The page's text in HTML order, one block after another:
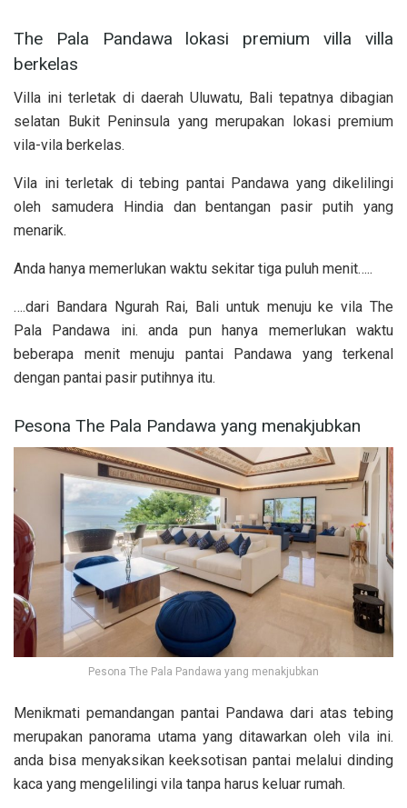
The Pala Pandawa lokasi premium villa villa
berkelas
Villa ini terletak di daerah Uluwatu, Bali tepatnya dibagian
selatan Bukit Peninsula yang merupakan lokasi premium
vila-vila berkelas.
Vila ini terletak di tebing pantai Pandawa yang dikelilingi
oleh samudera Hindia dan bentangan pasir putih yang
menarik.
Anda hanya memerlukan waktu sekitar tiga puluh menit…..
….dari Bandara Ngurah Rai, Bali untuk menuju ke vila The
Pala Pandawa ini. anda pun hanya memerlukan waktu
beberapa menit menuju pantai Pandawa yang terkenal
dengan pantai pasir putihnya itu.
Pesona The Pala Pandawa yang menakjubkan
Pesona The Pala Pandawa yang menakjubkan
Menikmati pemandangan pantai Pandawa dari atas tebing
merupakan panorama utama yang ditawarkan oleh vila ini.
anda bisa menyaksikan keeksotisan pantai melalui dinding
kaca yang mengelilingi vila tanpa harus keluar rumah.